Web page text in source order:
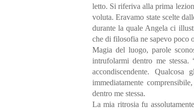
letto. Si riferiva alla prima
voluta. Eravamo state scelte
durante la quale Angela ci
che di filosofia ne sapevo poco
Magia del luogo, parole
intrufolarmi dentro me
accondiscendente.
immediatamente
dentro me stessa.
La mia ritrosia fu